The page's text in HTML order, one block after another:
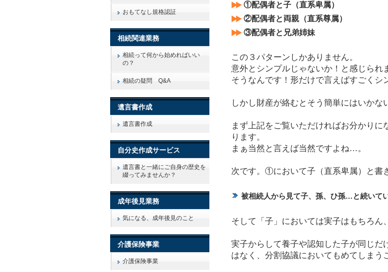
①配偶者と子（直系卑属）
②配偶者と両親（直系尊属）
③配偶者と兄弟姉妹
この３パターンしかありません。
意外とシンプルじゃないか！と感じられ
そうなんです！形だけで言えばすごくシ
しかし財産が絡むとそう簡単にはいかな
まず上記をご覧いただければお分かり
ります。
まぁ当然と言えば当然ですよね…。
次です。①において子（直系卑属）と書
被相続人から見て子、孫、ひ孫…と続いて
そして「子」においては実子はもちろん、
実子からして養子や認知した子が同じ
はなく、分割協議においてもめてしまう
おもてなし規格認証
相続関連業務
相続って何から始めればいい
の？
相続の疑問 Q&A
遺言書作成
遺言書作成
自分史作成サービス
遺言書と一緒にご自身の歴史を
綴ってみませんか？
成年後見業務
気になる、成年後見のこと
介護保険事業
介護保険事業